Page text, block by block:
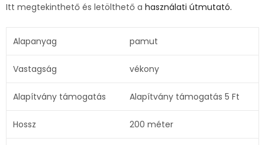
Itt megtekinthető és letölthető a használati útmutató.
Alapanyag pamut
Vastagság vékony
Alapítvány támogatás Alapítvány támogatás 5 Ft
Hossz 200 méter